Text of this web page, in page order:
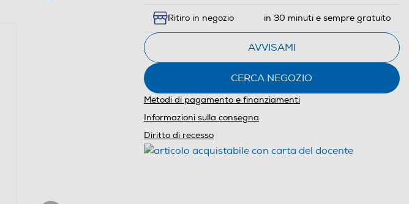
Ritiro in negozio in 30 minuti e sempre gratuito
AVVISAMI
CERCA NEGOZIO
Metodi di pagamento e finanziamenti
Informazioni sulla consegna
Diritto di recesso